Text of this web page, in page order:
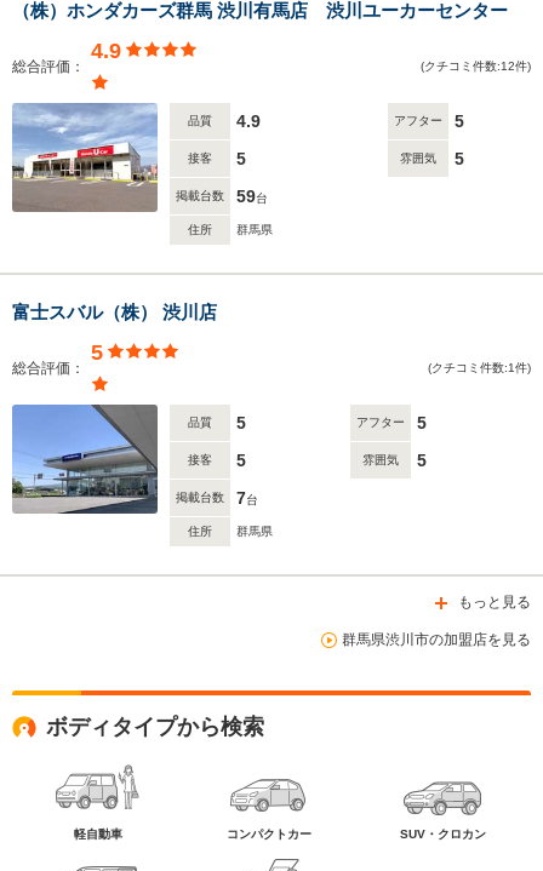
（株）ホンダカーズ群馬 渋川有馬店 渋川ユーカーセンター
総合評価：
4.9
(クチコミ件数:12件)
品質 4.9 アフター 5
接客 5 雰囲気 5
掲載台数 59台
住所 群馬県
富士スバル（株） 渋川店
総合評価：
5
(クチコミ件数:1件)
品質 5 アフター 5
接客 5 雰囲気 5
掲載台数 7台
住所 群馬県
もっと見る
群馬県渋川市の加盟店を見る
ボディタイプから検索
軽自動車 コンパクトカー SUV・クロカン